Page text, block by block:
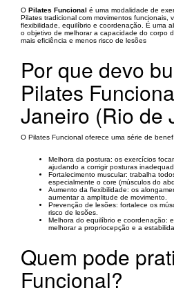
O Pilates Funcional é uma modalidade de
Pilates tradicional com movimentos funcionais,
flexibilidade, equilíbrio e coordenação. É uma
o objetivo de melhorar a capacidade do corpo
mais eficiência e menos risco de lesões
Por que devo
Pilates
Janeiro (Rio de
O Pilates Funcional oferece uma série de
Melhora da postura: os exercícios
ajudando a corrigir posturas
Fortalecimento muscular: trabalha
especialmente o core (músculos do
Aumento da flexibilidade: os
aumentar a amplitude de movimento.
Prevenção de lesões: fortalece os
risco de lesões.
Melhora do equilíbrio e coordenação:
melhorar a propriocepção e a
Quem pode
Funcional?